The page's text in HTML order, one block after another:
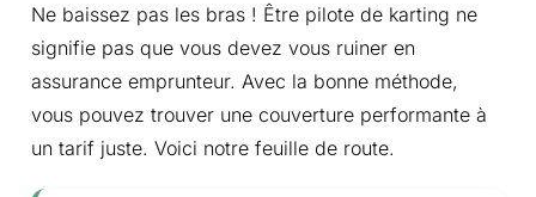
Ne baissez pas les bras ! Être pilote de karting ne
signifie pas que vous devez vous ruiner en
assurance emprunteur. Avec la bonne méthode,
vous pouvez trouver une couverture performante à
un tarif juste. Voici notre feuille de route.